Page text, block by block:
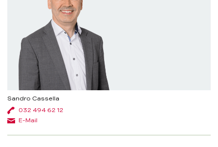
Sandro Cassella
032 494 62 12
E-Mail